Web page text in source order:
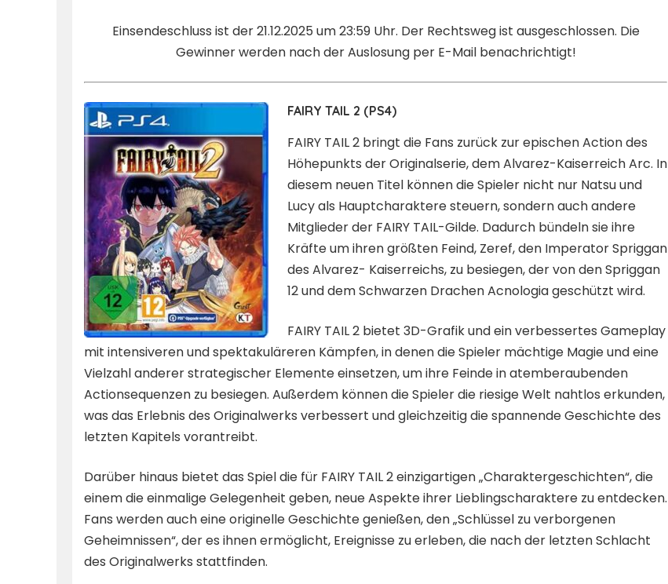
Einsendeschluss ist der 21.12.2025 um 23:59 Uhr. Der Rechtsweg ist ausgeschlossen. Die
Gewinner werden nach der Auslosung per E-Mail benachrichtigt!
FAIRY TAIL 2 (PS4)
FAIRY TAIL 2 bringt die Fans zurück zur epischen Action des
Höhepunkts der Originalserie, dem Alvarez-Kaiserreich Arc. In
diesem neuen Titel können die Spieler nicht nur Natsu und
Lucy als Hauptcharaktere steuern, sondern auch andere
Mitglieder der FAIRY TAIL-Gilde. Dadurch bündeln sie ihre
Kräfte um ihren größten Feind, Zeref, den Imperator Spriggan
des Alvarez- Kaiserreichs, zu besiegen, der von den Spriggan
12 und dem Schwarzen Drachen Acnologia geschützt wird.
FAIRY TAIL 2 bietet 3D-Grafik und ein verbessertes Gameplay
mit intensiveren und spektakuläreren Kämpfen, in denen die Spieler mächtige Magie und eine
Vielzahl anderer strategischer Elemente einsetzen, um ihre Feinde in atemberaubenden
Actionsequenzen zu besiegen. Außerdem können die Spieler die riesige Welt nahtlos erkunden,
was das Erlebnis des Originalwerks verbessert und gleichzeitig die spannende Geschichte des
letzten Kapitels vorantreibt.
Darüber hinaus bietet das Spiel die für FAIRY TAIL 2 einzigartigen „Charaktergeschichten“, die
einem die einmalige Gelegenheit geben, neue Aspekte ihrer Lieblingscharaktere zu entdecken.
Fans werden auch eine originelle Geschichte genießen, den „Schlüssel zu verborgenen
Geheimnissen“, der es ihnen ermöglicht, Ereignisse zu erleben, die nach der letzten Schlacht
des Originalwerks stattfinden.